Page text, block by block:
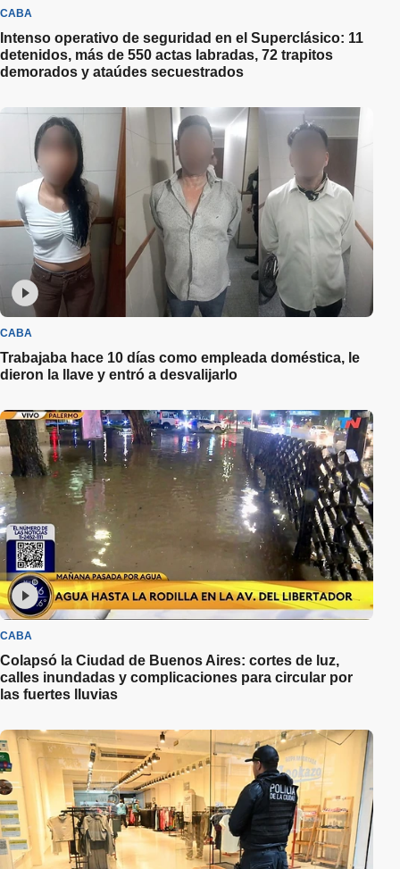
CABA
Intenso operativo de seguridad en el Superclásico: 11
detenidos, más de 550 actas labradas, 72 trapitos
demorados y ataúdes secuestrados
CABA
Trabajaba hace 10 días como empleada doméstica, le
dieron la llave y entró a desvalijarlo
CABA
Colapsó la Ciudad de Buenos Aires: cortes de luz,
calles inundadas y complicaciones para circular por
las fuertes lluvias